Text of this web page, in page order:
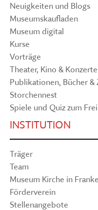
Neuigkeiten und Blogs
Museumskaufladen
Museum digital
Kurse
Vorträge
Theater, Kino & Konzerte
Publikationen, Bücher
Storchennest
Spiele und Quiz zum
INSTITUTION
Träger
Team
Museum Kirche in
Förderverein
Stellenangebote